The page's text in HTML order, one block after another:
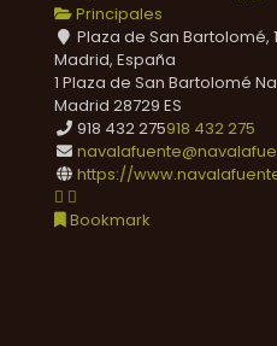
Principales
Plaza de San Bartolomé,
Madrid, España
1 Plaza de San Bartolomé
Madrid 28729 ES
918 432 275918 432 275
https://
Bookmark